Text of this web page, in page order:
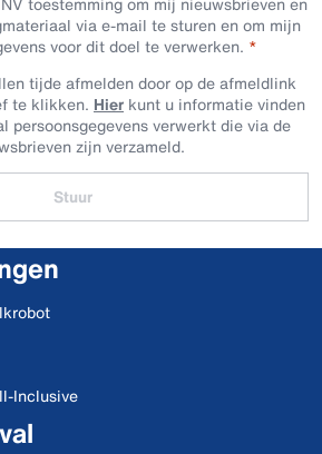
via e-mail te sturen en om mijn
voor dit doel te verwerken.
tijde afmelden door op de afmeldlink
te klikken. Hier kunt u informatie vinden
persoonsgegevens verwerkt die via de
zijn verzameld.
Stuur
Inclusive